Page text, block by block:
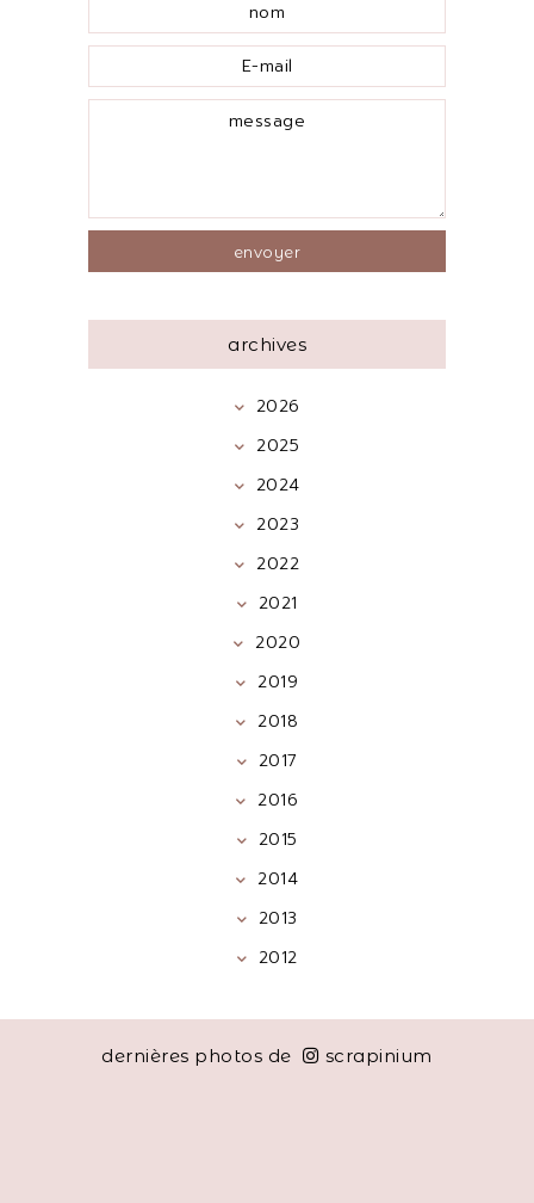
archives
2026
2025
2024
2023
2022
2021
2020
2019
2018
2017
2016
2015
2014
2013
2012
dernières photos de scrapinium